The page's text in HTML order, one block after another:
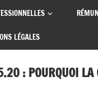
LÉGALES
: POURQUOI LA